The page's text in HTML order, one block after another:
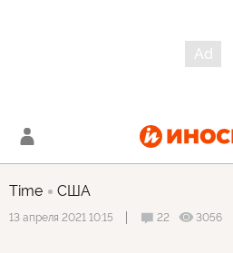
Time США
13 апреля 2021 10:15 22 3056